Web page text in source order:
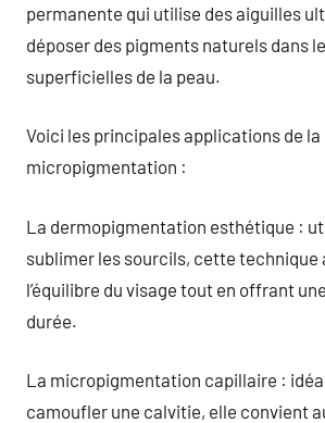
permanente qui utilise des aiguilles
déposer des pigments naturels dans
superficielles de la peau.
Voici les principales applications de la
micropigmentation :
La dermopigmentation esthétique :
sublimer les sourcils, cette technique
l’équilibre du visage tout en offrant
durée.
La micropigmentation capillaire :
camoufler une calvitie, elle convient